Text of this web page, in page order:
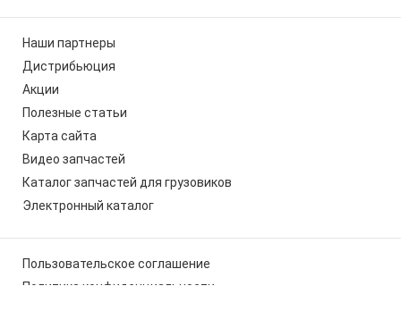
Наши партнеры
Дистрибьюция
Акции
Полезные статьи
Карта сайта
Видео запчастей
Каталог запчастей для грузовиков
Электронный каталог
Пользовательское соглашение
Политика конфиденциальности